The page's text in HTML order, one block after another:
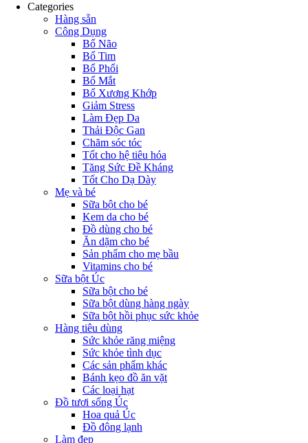
Categories
Hàng sẵn
Công Dụng
Bổ Não
Bổ Tim
Bổ Phổi
Bổ Mắt
Bổ Xương Khớp
Giảm Stress
Làm Đẹp Da
Thải Độc Gan
Chăm sóc tóc
Tốt cho hệ tiêu hóa
Tăng Sức Đề Kháng
Tốt Cho Dạ Dày
Mẹ và bé
Sữa bột cho bé
Kem da cho bé
Đồ dùng cho bé
Ăn dặm cho bé
Sản phẩm cho mẹ bầu
Vitamins cho bé
Sữa bột Úc
Sữa bột cho bé
Sữa bột dùng hàng ngày
Sữa bột hồi phục sức khỏe
Hàng tiêu dùng
Sức khỏe răng miệng
Sức khỏe tình dục
Các sản phẩm khác
Bánh kẹo đồ ăn vặt
Các loại hạt
Đồ tươi sống Úc
Hoa quả Úc
Đồ đông lạnh
Làm đẹp